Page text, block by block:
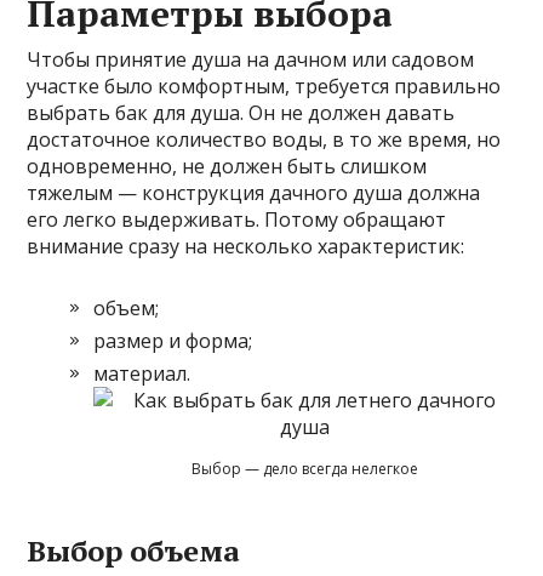
Параметры выбора
Чтобы принятие душа на дачном или садовом
участке было комфортным, требуется правильно
выбрать бак для душа. Он не должен давать
достаточное количество воды, в то же время, но
одновременно, не должен быть слишком
тяжелым — конструкция дачного душа должна
его легко выдерживать. Потому обращают
внимание сразу на несколько характеристик:
объем;
размер и форма;
материал.
Выбор — дело всегда нелегкое
Выбор объема